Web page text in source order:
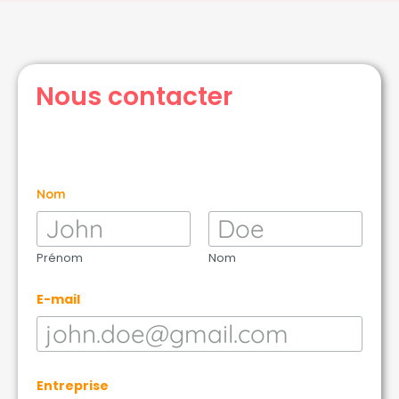
Nous contacter
Nom
Prénom Nom
E-mail
E
Entreprise